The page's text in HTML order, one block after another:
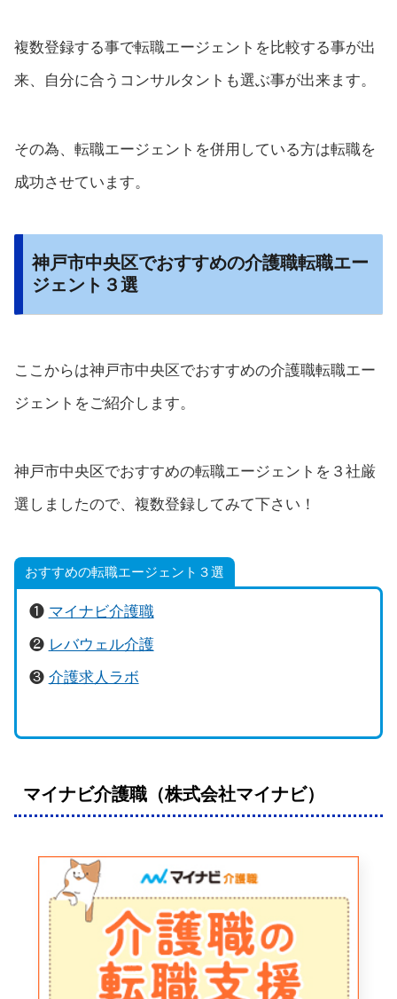
複数登録する事で転職エージェントを比較する事が出
来、自分に合うコンサルタントも選ぶ事が出来ます。
その為、転職エージェントを併用している方は転職を
成功させています。
神戸市中央区でおすすめの介護職転職エー
ジェント３選
ここからは神戸市中央区でおすすめの介護職転職エー
ジェントをご紹介します。
神戸市中央区でおすすめの転職エージェントを３社厳
選しましたので、複数登録してみて下さい！
おすすめの転職エージェント３選
❶ マイナビ介護職
❷ レバウェル介護
❸ 介護求人ラボ
マイナビ介護職（株式会社マイナビ）